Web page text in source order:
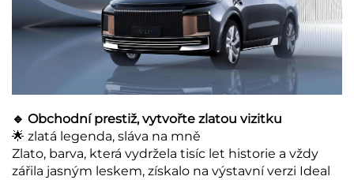
🔹 Obchodní prestiž, vytvořte zlatou vizitku
🌟 zlatá legenda, sláva na mně
Zlato, barva, která vydržela tisíc let historie a vždy
zářila jasným leskem, získalo na výstavní verzi Ideal